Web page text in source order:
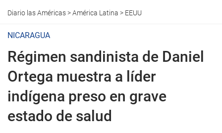
Diario las Américas>América Latina > EEUU
NICARAGUA
Régimen sandinista de Daniel
Ortega muestra a líder
indígena preso en grave
estado de salud